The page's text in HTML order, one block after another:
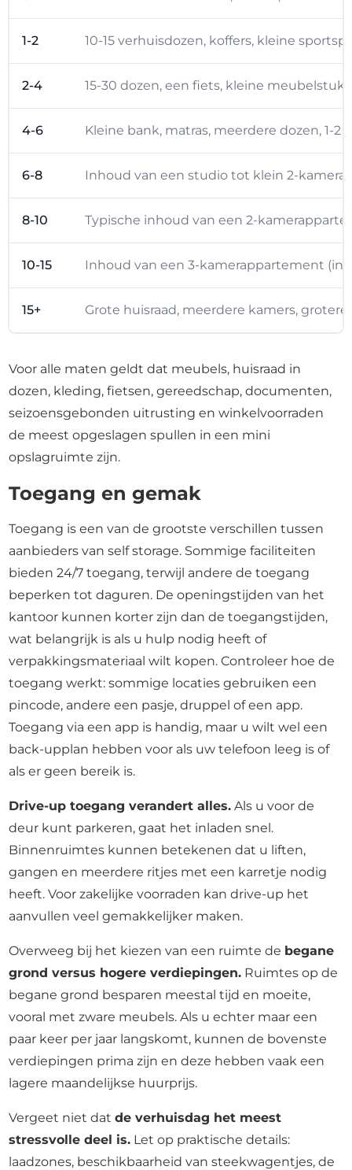
1-2 10-15 verhuisdozen, koffers, kleine
2-4 15-30 dozen, een fiets, kleine
4-6 Kleine bank, matras, meerdere dozen, 1-2
6-8 Inhoud van een studio tot klein 2-
8-10 Typische inhoud van een 2-
10-15 Inhoud van een 3-kamerappartement
15+ Grote huisraad, meerdere kamers,
Voor alle maten geldt dat meubels, huisraad in
dozen, kleding, fietsen, gereedschap, documenten,
seizoensgebonden uitrusting en winkelvoorraden
de meest opgeslagen spullen in een mini
opslagruimte zijn.
Toegang en gemak
Toegang is een van de grootste verschillen tussen
aanbieders van self storage. Sommige faciliteiten
bieden 24/7 toegang, terwijl andere de toegang
beperken tot daguren. De openingstijden van het
kantoor kunnen korter zijn dan de toegangstijden,
wat belangrijk is als u hulp nodig heeft of
verpakkingsmateriaal wilt kopen. Controleer hoe de
toegang werkt: sommige locaties gebruiken een
pincode, andere een pasje, druppel of een app.
Toegang via een app is handig, maar u wilt wel een
back-upplan hebben voor als uw telefoon leeg is of
als er geen bereik is.
Drive-up toegang verandert alles. Als u voor de
deur kunt parkeren, gaat het inladen snel.
Binnenruimtes kunnen betekenen dat u liften,
gangen en meerdere ritjes met een karretje nodig
heeft. Voor zakelijke voorraden kan drive-up het
aanvullen veel gemakkelijker maken.
Overweeg bij het kiezen van een ruimte de begane
grond versus hogere verdiepingen. Ruimtes op de
begane grond besparen meestal tijd en moeite,
vooral met zware meubels. Als u echter maar een
paar keer per jaar langskomt, kunnen de bovenste
verdiepingen prima zijn en deze hebben vaak een
lagere maandelijkse huurprijs.
Vergeet niet datde verhuisdag het meest
stressvolle deel is. Let op praktische details:
laadzones, beschikbaarheid van steekwagentjes, de